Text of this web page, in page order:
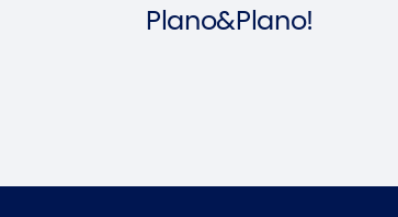
Plano&Plano!